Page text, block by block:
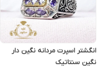
انگشتر اسپرت مردانه نگین دار
نگین سنتاتیک